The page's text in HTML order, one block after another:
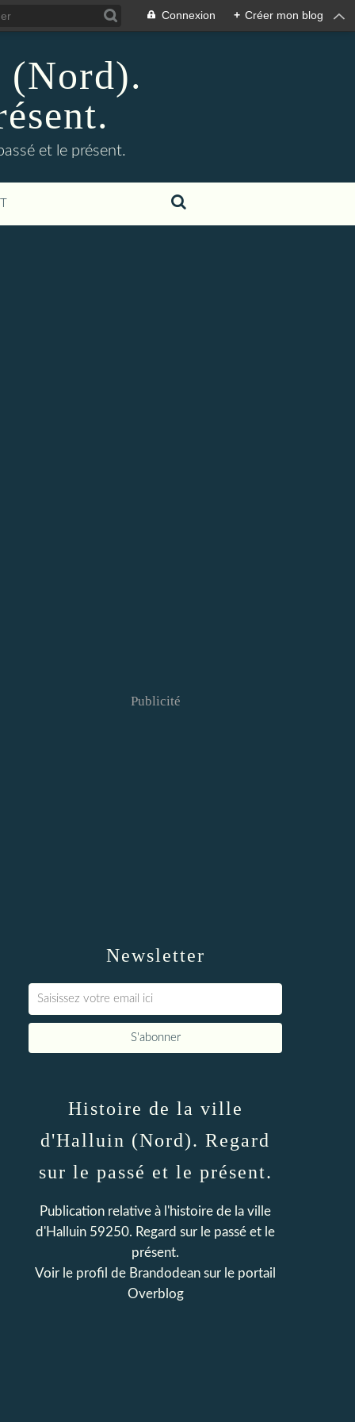
Connexion + Créer mon blog
et le présent.
Newsletter
Publicité
Histoire de la ville
d'Halluin (Nord). Regard
sur le passé et le présent.
Publication relative à l'histoire de la ville
d'Halluin 59250. Regard sur le passé et le
présent.
Voir le profil de Brandodean sur le portail
Overblog